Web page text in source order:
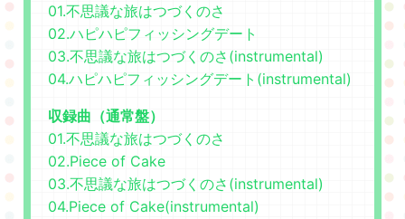
01.不思議な旅はつづくのさ
02.ハピハピフィッシングデート
03.不思議な旅はつづくのさ(instrumental)
04.ハピハピフィッシングデート(instrumental)
収録曲（通常盤）
01.不思議な旅はつづくのさ
02.Piece of Cake
03.不思議な旅はつづくのさ(instrumental)
04.Piece of Cake(instrumental)